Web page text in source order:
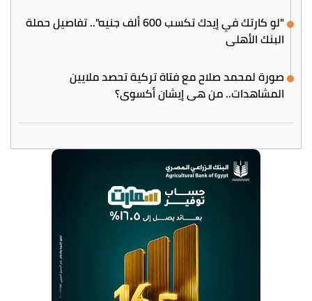
"لو كارتك في إيدك تكسب 600 ألف جنيه".. تفاصيل حملة
البنك الأهلي
صورة لمحمد صلاح مع فتاة تركية تحصد ملايين
المشاهدات.. من هي إيشان أكسوي؟